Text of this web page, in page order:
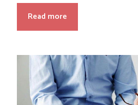
Read more